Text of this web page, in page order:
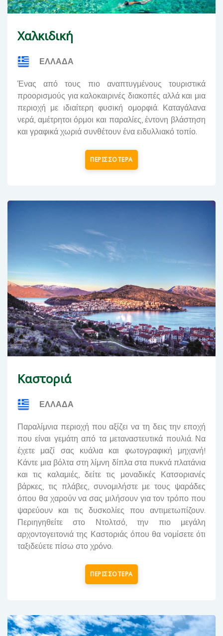
Χαλκιδική
ΕΛΛΑΔΑ
Ένας από τους πιο αναπτυγμένους τουριστικά
προορισμούς για καλοκαιρινές διακοπές αλλά και μια
περιοχή με ιδιαίτερη φυσική ομορφιά. Καταγάλανα
νερά, αμέτρητοι όρμοι και παραλίες, έντονη βλάστηση
και γραφικά χωριά συνθέτουν ένα ειδυλλιακό τοπίο.
ΠΕΡΙΣΣΟΤΕΡΑ
Καστοριά
ΕΛΛΑΔΑ
Παραλίμνια περιοχή που αξίζει να τη δεις την εποχή
που είναι γεμάτη από τα μεταναστευτικά πουλιά. Να
έχετε μαζί σας κυάλια και φωτογραφική μηχανή!
Κάντε μια βόλτα στη λίμνη δίπλα στα πυκνά πλατάνια
και τις καλαμιές, δείτε τις μοναδικές Κατσοριανές
βάρκες, τις πλάβες, συνομιλήστε με τους ψαράδες
όπου θα χαρούν να σας μιλήσουν για τον τρόπο που
ψαρεύουν και τις δυσκολίες που αντιμετωπίζουν.
Περιηγηθείτε στο Ντολτσό, την πιο μεγάλη
αρχοντογειτονιά της Καστοριάς όπου θα νομίσετε ότι
ταξιδεύετε πίσω στο χρόνο.
ΠΕΡΙΣΣΟΤΕΡΑ